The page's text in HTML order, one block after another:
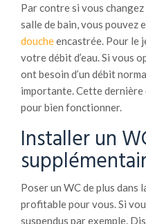
Par contre si vous
salle de bain, vous pouvez
doucheencastrée. Pour le
votre débit d’eau. Si vous
ont besoin d’un débit
importante. Cette dernière
pour bien fonctionner.
Installer un
Poser un WC de plus dans
profitable pour vous. Si
suspendus par exemple.